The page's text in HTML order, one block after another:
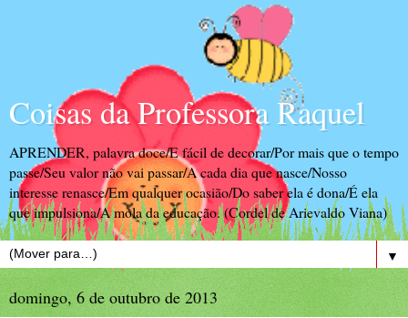
Coisas da Professora Raquel
APRENDER, palavra doce/E fácil de decorar/Por mais que o tempo
passe/Seu valor não vai passar/A cada dia que nasce/Nosso
interesse renasce/Em qualquer ocasião/Do saber ela é dona/É ela
que impulsiona/A mola da educação. (Cordel de Arievaldo Viana)
▼
domingo, 6 de outubro de 2013